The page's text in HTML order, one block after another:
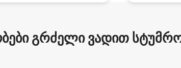
გრძელი ვადით